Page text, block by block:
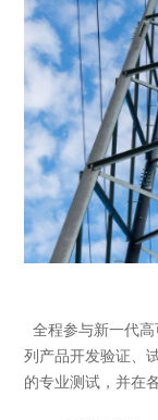
全程参与新一代
列产品开发验证、
的专业测试，并在